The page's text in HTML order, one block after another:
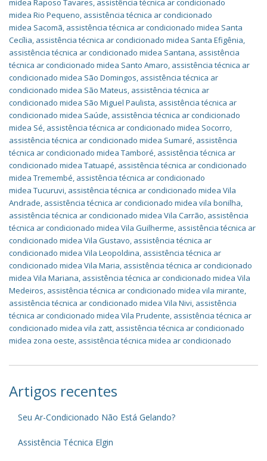
midea Raposo Tavares, assistência técnica ar condicionado
midea Rio Pequeno, assistência técnica ar condicionado
midea Sacomã, assistência técnica ar condicionado midea Santa
Cecília, assistência técnica ar condicionado midea Santa Efigênia,
assistência técnica ar condicionado midea Santana, assistência
técnica ar condicionado midea Santo Amaro, assistência técnica ar
condicionado midea São Domingos, assistência técnica ar
condicionado midea São Mateus, assistência técnica ar
condicionado midea São Miguel Paulista, assistência técnica ar
condicionado midea Saúde, assistência técnica ar condicionado
midea Sé, assistência técnica ar condicionado midea Socorro,
assistência técnica ar condicionado midea Sumaré, assistência
técnica ar condicionado midea Tamboré, assistência técnica ar
condicionado midea Tatuapé, assistência técnica ar condicionado
midea Tremembé, assistência técnica ar condicionado
midea Tucuruvi, assistência técnica ar condicionado midea Vila
Andrade, assistência técnica ar condicionado midea vila bonilha,
assistência técnica ar condicionado midea Vila Carrão, assistência
técnica ar condicionado midea Vila Guilherme, assistência técnica ar
condicionado midea Vila Gustavo, assistência técnica ar
condicionado midea Vila Leopoldina, assistência técnica ar
condicionado midea Vila Maria, assistência técnica ar condicionado
midea Vila Mariana, assistência técnica ar condicionado midea Vila
Medeiros, assistência técnica ar condicionado midea vila mirante,
assistência técnica ar condicionado midea Vila Nivi, assistência
técnica ar condicionado midea Vila Prudente, assistência técnica ar
condicionado midea vila zatt, assistência técnica ar condicionado
midea zona oeste, assistência técnica midea ar condicionado
Artigos recentes
Seu Ar-Condicionado Não Está Gelando?
Assistência Técnica Elgin